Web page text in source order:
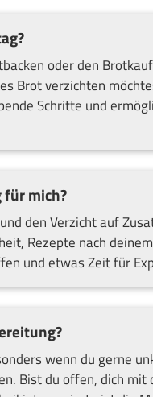
oder den
Brot verzichten
Schritte und
mich?
den Verzicht auf
Rezepte nach
und etwas Zeit für
wenn du gerne
Bist du offen, dich mit